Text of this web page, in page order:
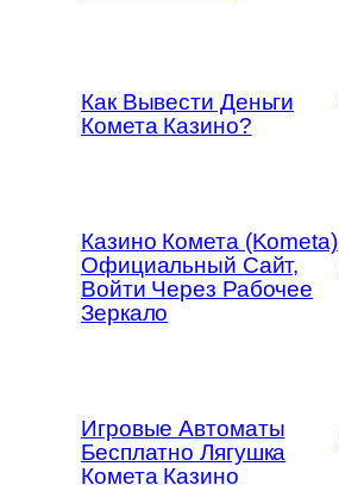
Как Вывести Деньги
Комета Казино?
Казино Комета (Kometa)
Официальный Сайт,
Войти Через Рабочее
Зеркало
Игровые Автоматы
Бесплатно Лягушка
Комета Казино